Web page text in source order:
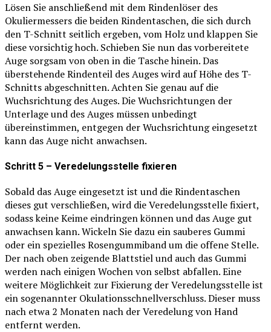
Lösen Sie anschließend mit dem Rindenlöser des
Okuliermessers die beiden Rindentaschen, die sich durch
den T-Schnitt seitlich ergeben, vom Holz und klappen Sie
diese vorsichtig hoch. Schieben Sie nun das vorbereitete
Auge sorgsam von oben in die Tasche hinein. Das
überstehende Rindenteil des Auges wird auf Höhe des T-
Schnitts abgeschnitten. Achten Sie genau auf die
Wuchsrichtung des Auges. Die Wuchsrichtungen der
Unterlage und des Auges müssen unbedingt
übereinstimmen, entgegen der Wuchsrichtung eingesetzt
kann das Auge nicht anwachsen.
Schritt 5 – Veredelungsstelle fixieren
Sobald das Auge eingesetzt ist und die Rindentaschen
dieses gut verschließen, wird die Veredelungsstelle fixiert,
sodass keine Keime eindringen können und das Auge gut
anwachsen kann. Wickeln Sie dazu ein sauberes Gummi
oder ein spezielles Rosengummiband um die offene Stelle.
Der nach oben zeigende Blattstiel und auch das Gummi
werden nach einigen Wochen von selbst abfallen. Eine
weitere Möglichkeit zur Fixierung der Veredelungsstelle ist
ein sogenannter Okulationsschnellverschluss. Dieser muss
nach etwa 2 Monaten nach der Veredelung von Hand
entfernt werden.